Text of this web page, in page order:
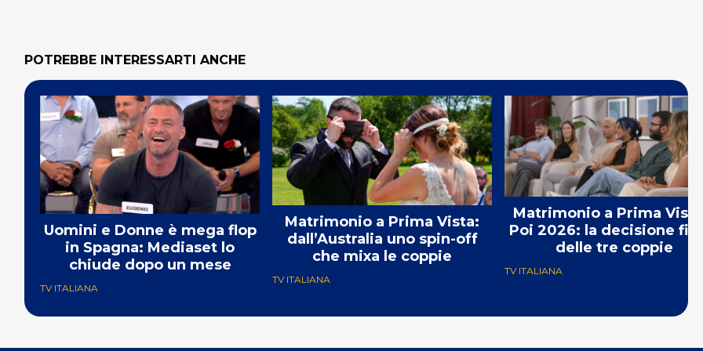
POTREBBE INTERESSARTI ANCHE
Uomini e Donne è mega flop
in Spagna: Mediaset lo
chiude dopo un mese
TV ITALIANA
Matrimonio a Prima Vista:
dall’Australia uno spin-off
che mixa le coppie
TV ITALIANA
Matrimonio a Prima Vista
Poi 2026: la decisione
delle tre coppie
TV ITALIANA